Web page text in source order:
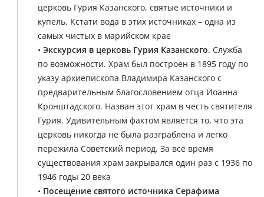
церковь Гурия Казанского, святые источники и
купель. Кстати вода в этих источниках – одна из
самых чистых в марийском крае
• Экскурсия в церковь Гурия Казанского. Служба
по возможности. Храм был построен в 1895 году по
указу архиепископа Владимира Казанского с
предварительным благословением отца Иоанна
Кронштадского. Назван этот храм в честь святителя
Гурия. Удивительным фактом является то, что эта
церковь никогда не была разграблена и легко
пережила Советский период. За все время
существования храм закрывался один раз с 1936 по
1946 годы 20 века
• Посещение святого источника Серафима